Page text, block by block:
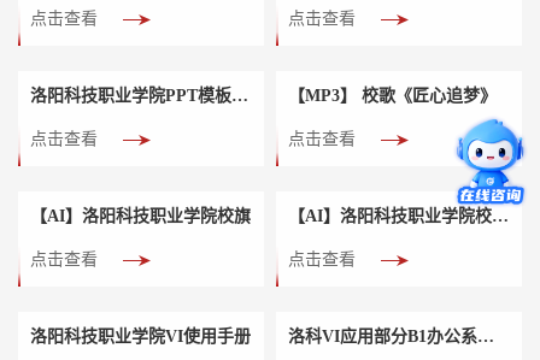
点击查看 点击查看
洛阳科技职业学院PPT模板下载
点击查看
【MP3】 校歌《匠心追梦》
点击查看
【AI】洛阳科技职业学院校旗
点击查看
【AI】洛阳科技职业学院校园地图
点击查看
洛阳科技职业学院VI使用手册 洛科VI应用部分B1办公系统_会议桌签